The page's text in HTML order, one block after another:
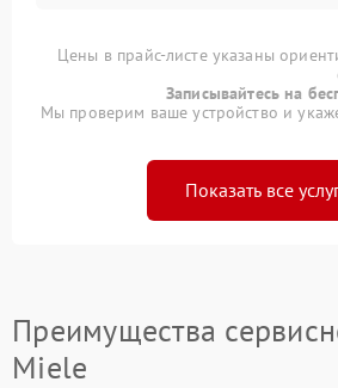
Цены в прайс-листе указаны
Записывайтесь на
Мы проверим ваше устройство и
Показать все
Преимущества
Miele